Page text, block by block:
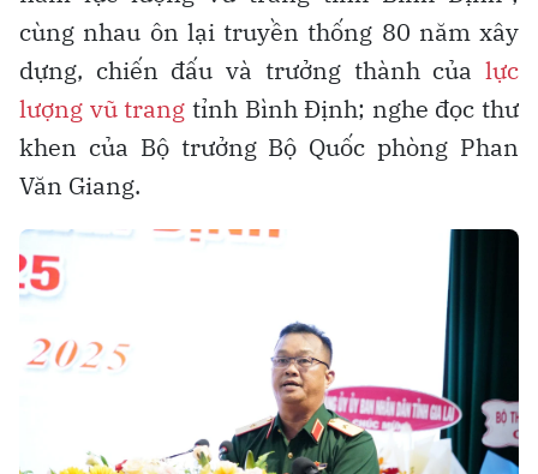
cùng nhau ôn lại truyền thống 80 năm xây
dựng, chiến đấu và trưởng thành của lực
lượng vũ trang tỉnh Bình Định; nghe đọc thư
khen của Bộ trưởng Bộ Quốc phòng Phan
Văn Giang.